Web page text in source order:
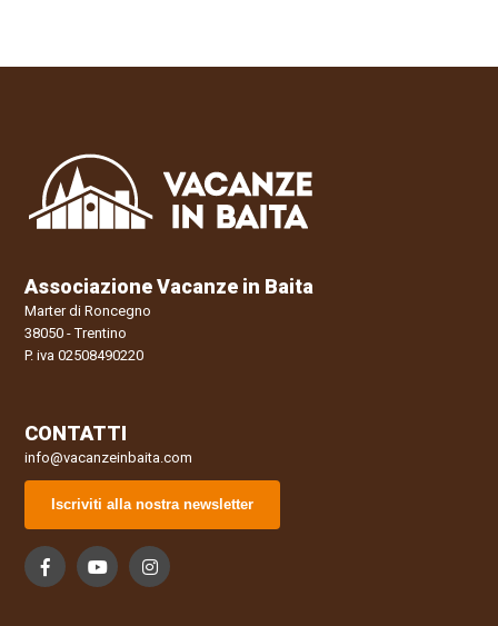
Associazione Vacanze in Baita
Marter di Roncegno
38050 - Trentino
P. iva 02508490220
CONTATTI
info@vacanzeinbaita.com
Iscriviti alla nostra newsletter